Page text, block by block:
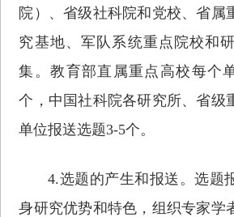
院）、省级社科院和党校、省属
究基地、军队系统重点院校和
集。教育部直属重点高校每个
个，中国社科院各研究所、省级
单位报送选题3-5个。
4.选题的产生和报送。选题
身研究优势和特色，组织专家学